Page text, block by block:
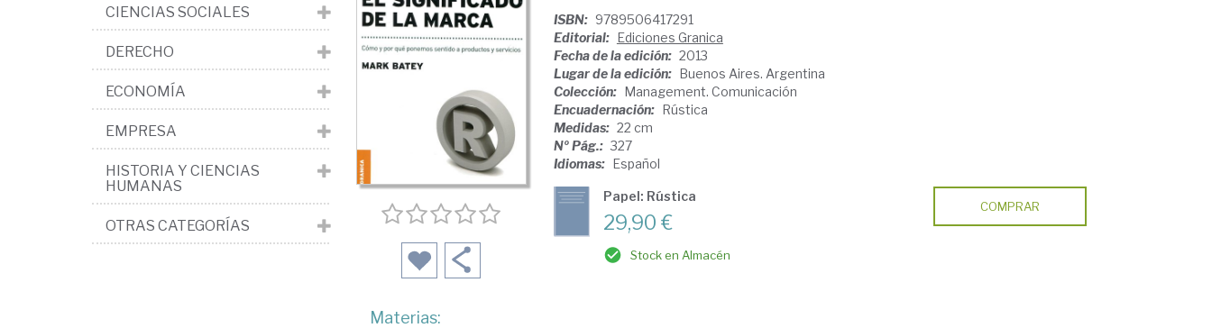
ISBN: 9789506417291
Editorial: Ediciones Granica
Fecha de la edición: 2013
Lugar de la edición: Buenos Aires. Argentina
Colección: Management. Comunicación
Encuadernación: Rústica
Medidas: 22 cm
Nº Pág.: 327
Idiomas: Español
Papel: Rústica
29,90 €
Stock en Almacén
COMPRAR
Materias:
CIENCIAS SOCIALES
DERECHO
ECONOMÍA
EMPRESA
HISTORIA Y CIENCIAS
HUMANAS
OTRAS CATEGORÍAS